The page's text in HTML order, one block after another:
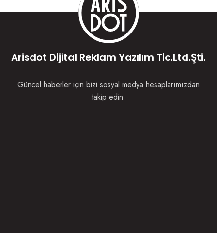
Arisdot Dijital Reklam Yazılım Tic.Ltd.Şti.
Güncel haberler için bizi sosyal medya hesaplarımızdan
takip edin.